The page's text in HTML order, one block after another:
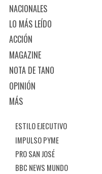
NACIONALES
LO MÁS LEÍDO
ACCIÓN
MAGAZINE
NOTA DE TANO
OPINIÓN
MÁS
ESTILO EJECUTIVO
IMPULSO PYME
PRO SAN JOSÉ
BBC NEWS MUNDO